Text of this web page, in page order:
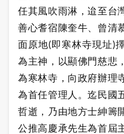
任其風吹雨淋，迨至台
善心耆宿陳奎牛、曾清
面原地(即寒林寺現址)
為主神，以顯佛門慈悲
為寒林寺，向政府辦理
為首任管理人。迄民國
哲逝，乃由地方士紳籌
公推高慶承先生為首屆